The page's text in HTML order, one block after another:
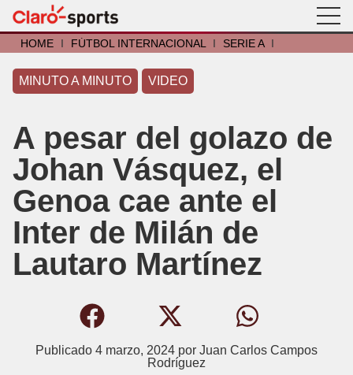
HOME I FÚTBOL INTERNACIONAL I SERIE A I
MINUTO A MINUTO VIDEO
A pesar del golazo de
Johan Vásquez, el
Genoa cae ante el
Inter de Milán de
Lautaro Martínez
Publicado 4 marzo, 2024 por Juan Carlos Campos
Rodríguez